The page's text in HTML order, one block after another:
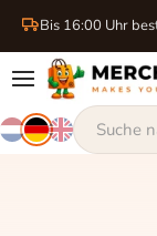
Bis 16:00 Uhr